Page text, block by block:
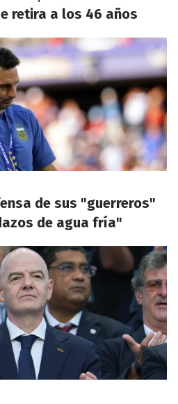
retira a los 46 años
de sus "guerreros"
de agua fría"